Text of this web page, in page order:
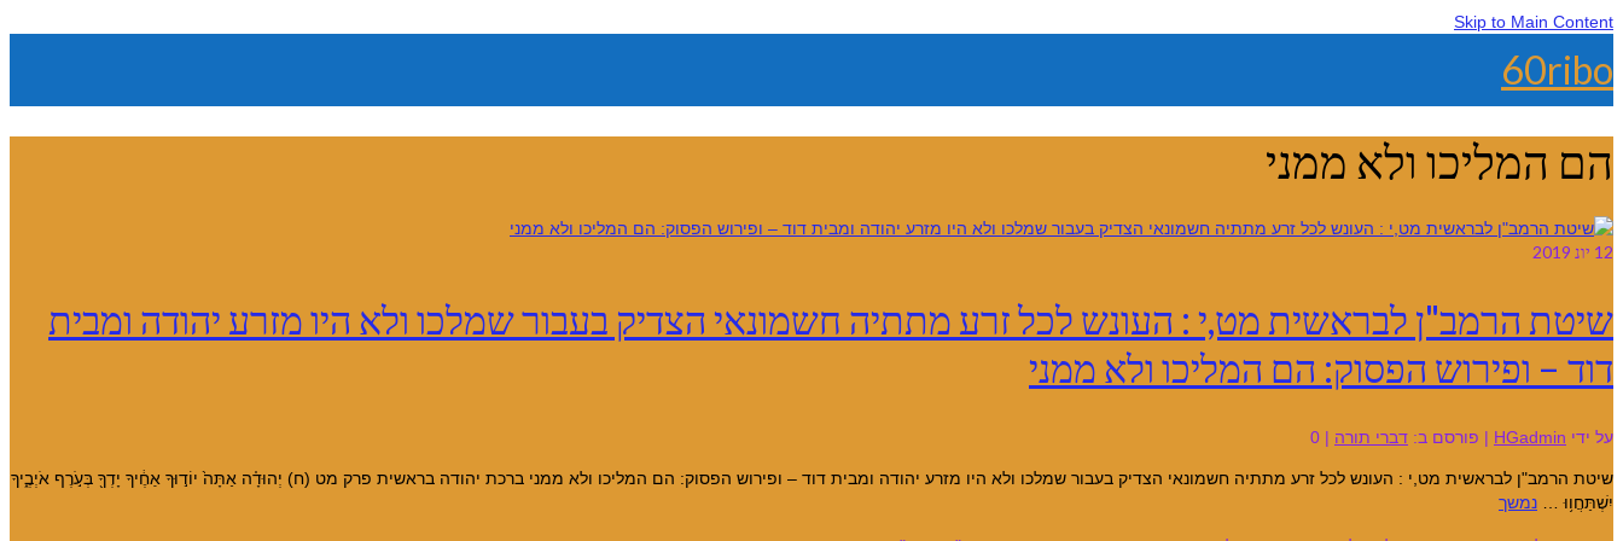
Skip to Main Content
60ribo
הם המליכו ולא ממני
12 יונ 2019
שיטת הרמב"ן לבראשית מט,י : העונש לכל זרע מתתיה חשמונאי הצדיק בעבור שמלכו ולא היו מזרע יהודה ומבית
דוד – ופירוש הפסוק: הם המליכו ולא ממני
על ידי HGadmin
| פורסם ב: דברי תורה |
0
שיטת הרמב"ן לבראשית מט,י : העונש לכל זרע מתתיה חשמונאי הצדיק בעבור שמלכו ולא היו מזרע יהודה ומבית דוד – ופירוש הפסוק: הם המליכו ולא ממני ברכת יהודה בראשית פרק מט (ח) יְהוּדָ֗ה אַתָּה֙ יוֹד֣וּךָ אַחֶ֔יךָ יָדְךָ֖ בְּעֹ֣רֶף אֹיְבֶ֑יךָ
יִשְׁתַּחֲו֥וּ … נמשך